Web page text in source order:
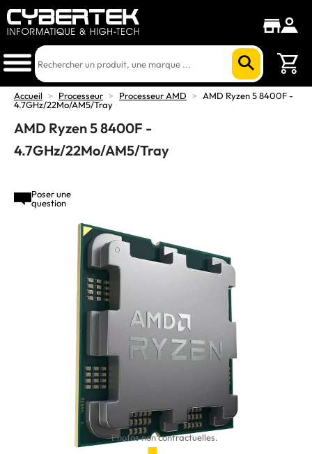
Accueil > Processeur > Processeur AMD >
AMD Ryzen 5 8400F -
4.7GHz/22Mo/AM5/Tray
AMD Ryzen 5 8400F -
4.7GHz/22Mo/AM5/Tray
Poser une
question
Photos non contractuelles.